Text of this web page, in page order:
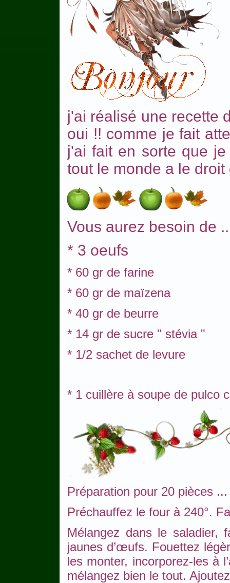
j'ai réalisé une recette
oui !! comme je fait
j'ai fait en sorte que
tout le monde a le
Vous aurez besoin de
* 3 oeufs
* 60 gr de farine
* 60 gr de maïzena
* 40 gr de beurre
* 14 gr de sucre " stévia "
* 1/2 sachet de levure
* 1 cuillère à soupe de pulco
Préparation pour 20 pièces ...
Préchauffez le four à 240°.
Mélangez dans le saladier,
jaunes d’œufs. Fouettez
les monter, incorporez-les à
mélangez bien le tout.